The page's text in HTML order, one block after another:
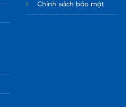
Chính sách bảo mật